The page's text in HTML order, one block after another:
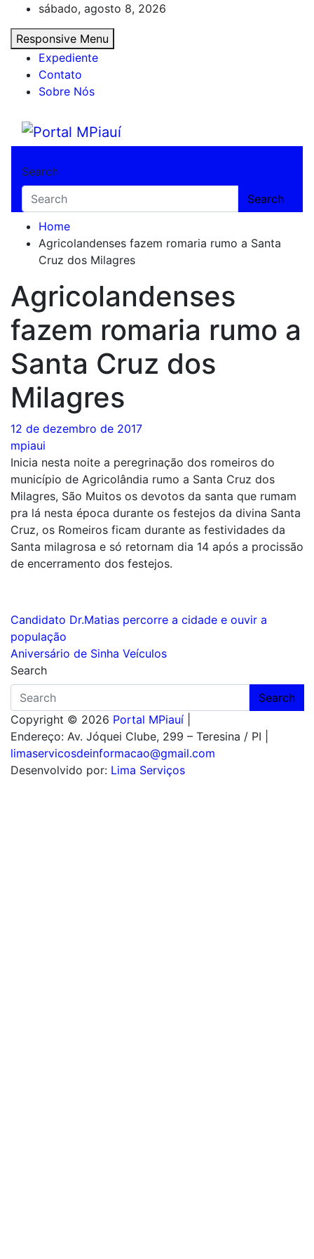
content
sábado, agosto 8, 2026
Responsive Menu
Expediente
Contato
Sobre Nós
Portal MPiauí
Search
Search
Home
Agricolandenses fazem romaria rumo a Santa
Cruz dos Milagres
Agricolandenses
fazem romaria rumo a
Santa Cruz dos
Milagres
12 de dezembro de 2017
mpiaui
Inicia nesta noite a peregrinação dos romeiros do
município de Agricolândia rumo a Santa Cruz dos
Milagres, São Muitos os devotos da santa que rumam
pra lá nesta época durante os festejos da divina Santa
Cruz, os Romeiros ficam durante as festividades da
Santa milagrosa e só retornam dia 14 após a procissão
de encerramento dos festejos.
Navegação
de
Post
Candidato Dr.Matias percorre a cidade e ouvir a
população
Aniversário de Sinha Veículos
Search
Search
Copyright © 2026 Portal MPiauí
Endereço: Av. Jóquei Clube, 299 – Teresina / PI
limaservicosdeinformacao@gmail.com
Desenvolvido por: Lima Serviços